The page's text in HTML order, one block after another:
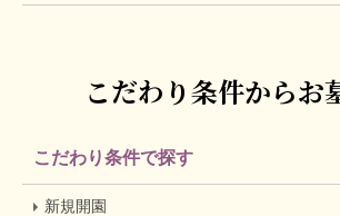
こだわり条件からお
こだわり条件で探す
新規開園